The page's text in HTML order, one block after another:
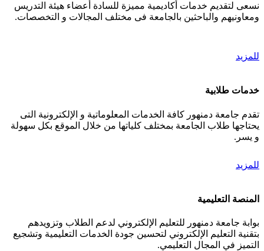
نسعى لتقديم خدمات أكاديمية مميزة للسادة أعضاء هيئة التدريس
ومعاونيهم والباحثين بالجامعة فى مختلف المجالات و التخصصات.
للمزيد
خدمات طلابية
تقدم جامعة دمنهور كافة الخدمات المعلوماتية و الإلكترونية التى
يحتاجها طلاب الجامعة بمختلف كلياتها من خلال الموقع بكل سهولة
و يسر.
للمزيد
المنصة التعليمية
بوابة جامعة دمنهور للتعليم الإلكتروني لدعم الطلاب وتزويدهم
بتقنية التعليم الإلكتروني لتحسين جودة الخدمات التعليمية وتشجيع
التميز في المجال التعليمي.